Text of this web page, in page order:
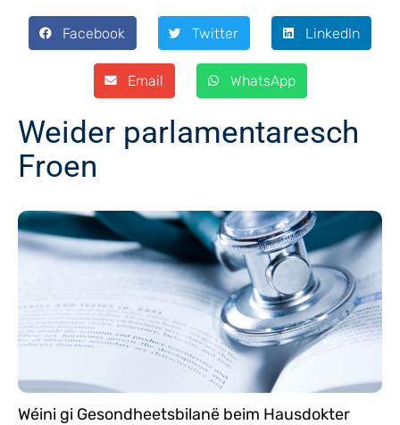
Facebook Twitter LinkedIn
Email WhatsApp
Weider parlamentaresch
Froen
Wéini gi Gesondheetsbilanë beim Hausdokter